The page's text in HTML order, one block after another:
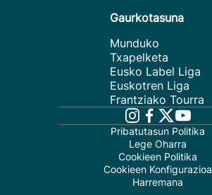
Gaurkotasuna
Munduko
Txapelketa
Eusko Label Liga
Euskotren Liga
Frantziako Tourra
Pribatutasun Politika
Lege Oharra
Cookieen Politika
Cookieen Konfigurazioa
Harremana